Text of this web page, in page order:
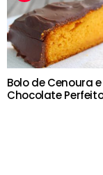
Bolo de Cenoura e
Chocolate